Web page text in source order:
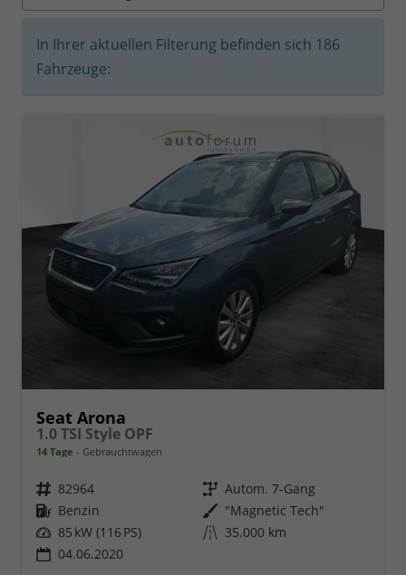
In Ihrer aktuellen Filterung befinden sich 186
Fahrzeuge:
Seat Arona
1.0 TSI Style OPF
14 Tage Gebrauchtwagen
Fahrzeugnr. 82964 Getriebe Autom. 7-Gang
Kraftstoff Benzin Außenfarbe "Magnetic Tech"
Leistung 85 kW (116 PS) Kilometerstand 35.000 km
04.06.2020